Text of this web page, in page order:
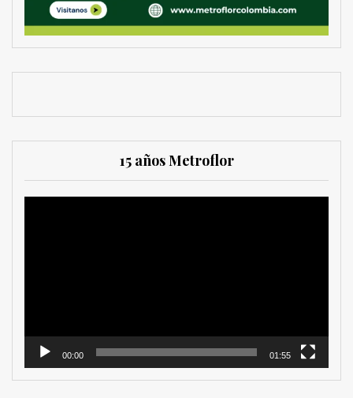
15 años Metroflor
00:00 01:55